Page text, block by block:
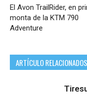
El Avon TrailRider, en
monta de la KTM 790
Adventure
ARTÍCULO RELACIONADOS